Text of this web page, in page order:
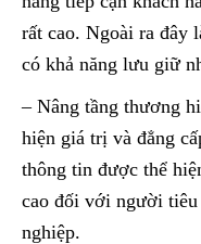
rất cao. Ngoài ra đây
có khả năng lưu giữ
– Nâng tầng thương
hiện giá trị và đẳng
thông tin được thể
cao đối với người tiêu
nghiệp.